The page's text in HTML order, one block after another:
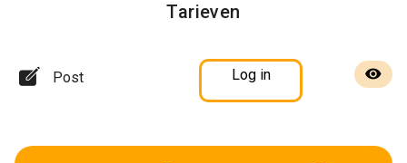
Tarieven
Post Log in